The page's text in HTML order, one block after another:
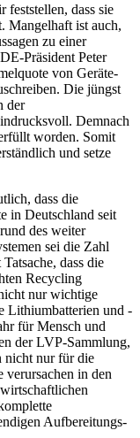
feststellen, dass sie
Mangelhaft ist auch,
zu einer
Präsident Peter
von Geräte-
Die jüngst
der
Demnach
worden. Somit
und setze
dass die
in Deutschland seit
des weiter
sei die Zahl
dass die
Recycling
nur wichtige
Lithiumbatterien und -
für Mensch und
der LVP-Sammlung,
nicht nur für die
verursachen in den
Aufbereitungs-